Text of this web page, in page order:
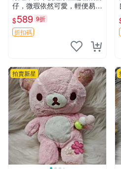
仔，微瑕依然可愛，輕便易運
送 二手收藏推薦 工廠直營 快
遞到府 中古 玩偶 公仔
$589 9折
折扣碼
拍賣新星